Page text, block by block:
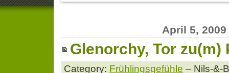
April 5, 2009
Glenorchy, Tor zu(m)
Category: Frühlingsgefühle – Nils-&-